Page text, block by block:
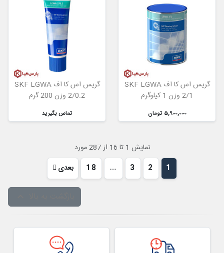
گریس اس کا اف SKF LGWA
2/1 وزن 1 کیلوگرم
5,900,000 تومان
گریس اس کا اف SKF LGWA
2/0.2 وزن 200 گرم
تماس بگیرید
نمایش 1 تا 16 از 287 مورد
1
2
3
…
18 بعدی